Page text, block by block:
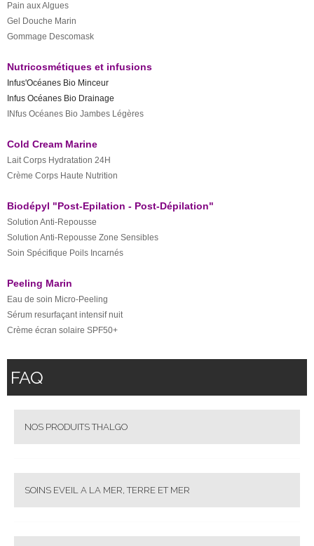
Pain aux Algues
Gel Douche Marin
Gommage Descomask
Nutricosmétiques et infusions
Infus'Océanes Bio Minceur
Infus Océanes Bio Drainage
INfus Océanes Bio Jambes Légères
​Cold Cream Marine
Lait Corps Hydratation 24H
Crème Corps Haute Nutrition
Biodépyl "Post-Epilation - Post-Dépilation"
Solution Anti-Repousse
​Solution Anti-Repousse Zone Sensibles
Soin Spécifique Poils Incarnés
Peeling Marin
Eau de soin Micro-Peeling
Sérum resurfaçant intensif nuit
Crème écran solaire SPF50+
FAQ
NOS PRODUITS THALGO
SOINS EVEIL A LA MER, TERRE ET MER